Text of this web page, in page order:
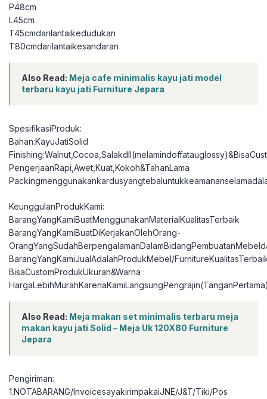
P48cm
L45cm
T45cmdarilantaikedudukan
T80cmdarilantaikesandaran
Also Read: Meja cafe minimalis kayu jati model
terbaru kayu jati Furniture Jepara
SpesifikasiProduk:
Bahan:KayuJatiSolid
PengerjaanRapi,Awet,Kuat,Kokoh&TahanLama
KeunggulanProdukKami:
BarangYangKamiBuatMenggunakanMaterialKualitasTerbaik
BarangYangKamiBuatDiKerjakanOlehOrang-
BarangYangKamiJualAdalahProdukMebel/
BisaCustomProdukUkuran&Warna
Also Read: Meja makan set minimalis terbaru meja
makan kayu jati Solid – Meja Uk 120X80 Furniture
Jepara
Pengiriman:
1.NOTABARANG/InvoicesayakirimpakaiJNE/J&T/Tiki/Pos